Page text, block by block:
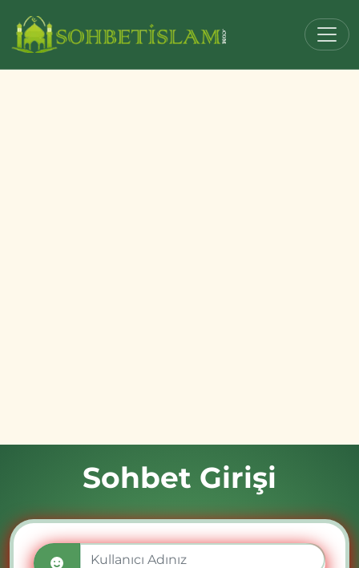
Sohbet Girişi